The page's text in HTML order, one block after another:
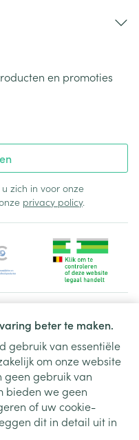
beter te maken.
gebruik van essentiële
om onze website
geen gebruik van
bieden we geen
of uw cookie-
dit in detail uit in
en promoties
zich in voor onze
privacy policy.